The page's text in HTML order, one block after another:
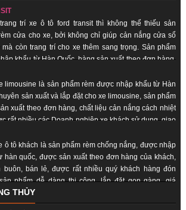
đơn hàng, giao hàng nhanh, uy tín, chất lượng.
trí xe ô tô ford transit thì không thể thiếu sản
cửa cho xe, bởi không chỉ giúp cản nắng cửa sổ
mà còn trang trí cho xe thêm sang trọng. Sản phẩm
khẩu từ Hàn Quốc, hàng sản xuất theo đơn hàng,
chất lượng, giá thành rẻ.
limousine là sản phẩm rèm được nhập khẩu từ Hàn
sản xuất và lắp đặt cho xe limousine, sản phẩm
xuất theo đơn hàng, chất liệu cản nắng cách nhiệt
rất nhiều các Doanh nghiệp xe khách sử dụng, giao
lượng.
ô tô khách là sản phẩm rèm chống nắng, được nhập
hàn quốc, được sản xuất theo đơn hàng của khách,
buôn, bán lẻ, được rất nhiều quý khách hàng đón
phẩm dễ dàng thi công, lắp đặt gọn gàng, giá
uy tín, chất lượng.
THỦY